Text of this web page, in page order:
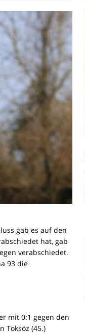
gab es auf den
hat, gab
verabschiedet.
93 die
mit 0:1 gegen den
Toksöz (45.)